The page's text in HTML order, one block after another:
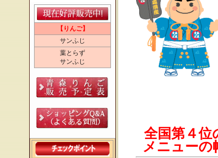
【りんご】
サンふじ
葉とらず
サンふじ
全国第４位
メニューの